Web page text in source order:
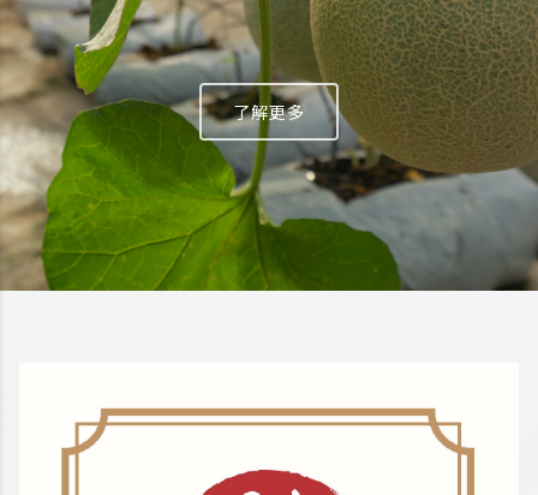
了解更多